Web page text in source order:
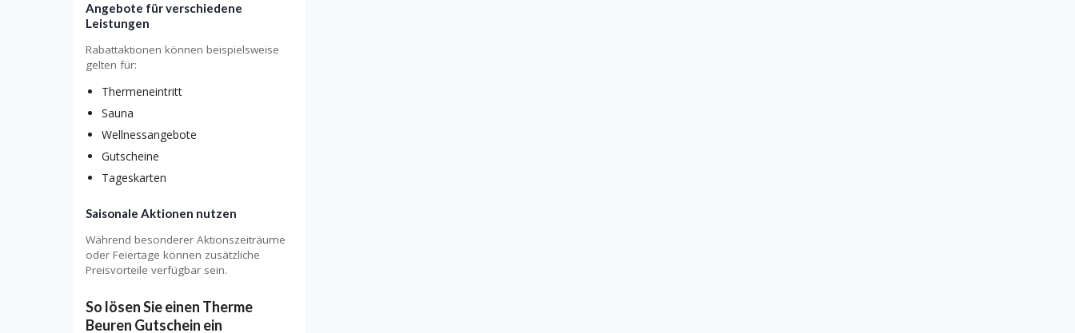
Angebote für verschiedene
Leistungen
Rabattaktionen können beispielsweise
gelten für:
Thermeneintritt
Sauna
Wellnessangebote
Gutscheine
Tageskarten
Saisonale Aktionen nutzen
Während besonderer Aktionszeiträume
oder Feiertage können zusätzliche
Preisvorteile verfügbar sein.
So lösen Sie einen Therme
Beuren Gutschein ein